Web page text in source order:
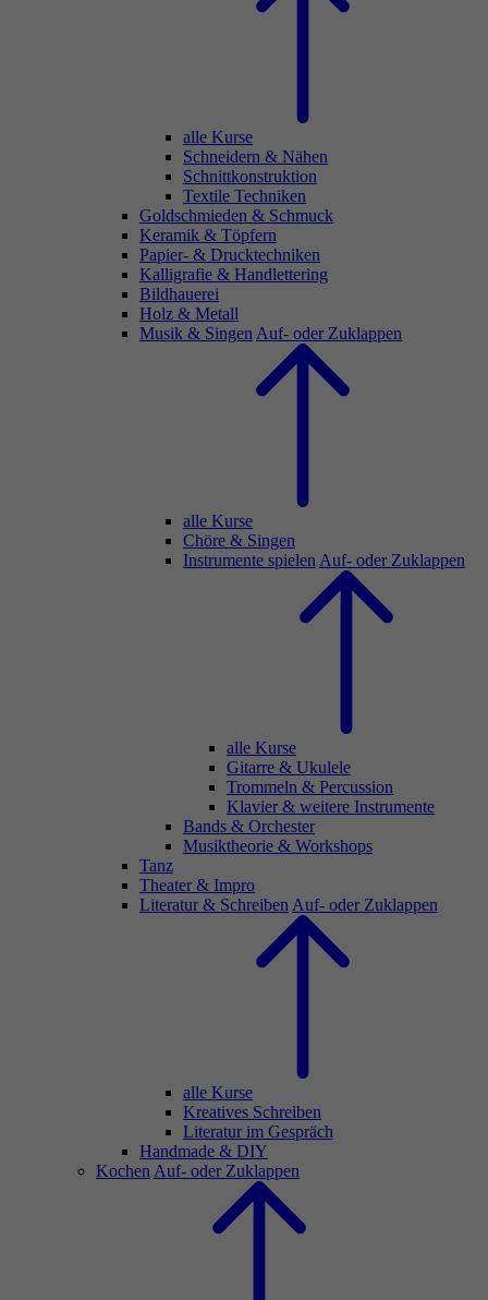
alle Kurse
Schneidern & Nähen
Schnittkonstruktion
Textile Techniken
Goldschmieden & Schmuck
Keramik & Töpfern
Papier- & Drucktechniken
Kalligrafie & Handlettering
Bildhauerei
Holz & Metall
Musik & Singen Auf- oder Zuklappen
alle Kurse
Chöre & Singen
Instrumente spielen Auf- oder Zuklappen
alle Kurse
Gitarre & Ukulele
Trommeln & Percussion
Klavier & weitere Instrumente
Bands & Orchester
Musiktheorie & Workshops
Tanz
Theater & Impro
Literatur & Schreiben Auf- oder Zuklappen
alle Kurse
Kreatives Schreiben
Literatur im Gespräch
Handmade & DIY
Kochen Auf- oder Zuklappen